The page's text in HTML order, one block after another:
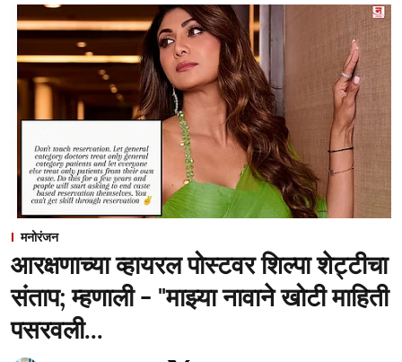
मनोरंजन
आरक्षणाच्या व्हायरल पोस्टवर शिल्पा शेट्टीचा
संताप; म्हणाली - "माझ्या नावाने खोटी माहिती
पसरवली...